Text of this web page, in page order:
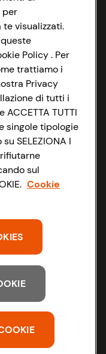
per
visualizzati.
Policy . Per
trattiamo i
Privacy
di tutti i
TUTTI
singole tipologie
SELEZIONA I
sul
Cookie
TUTTI I COOKIE